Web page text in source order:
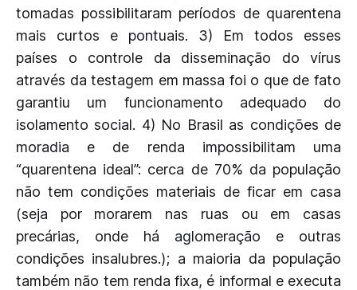
tomadas possibilitaram períodos de quarentena
mais curtos e pontuais. 3) Em todos esses
países o controle da disseminação do vírus
através da testagem em massa foi o que de fato
garantiu um funcionamento adequado do
isolamento social. 4) No Brasil as condições de
moradia e de renda impossibilitam uma
“quarentena ideal”: cerca de 70% da população
não tem condições materiais de ficar em casa
(seja por morarem nas ruas ou em casas
precárias, onde há aglomeração e outras
condições insalubres.); a maioria da população
também não tem renda fixa, é informal e executa